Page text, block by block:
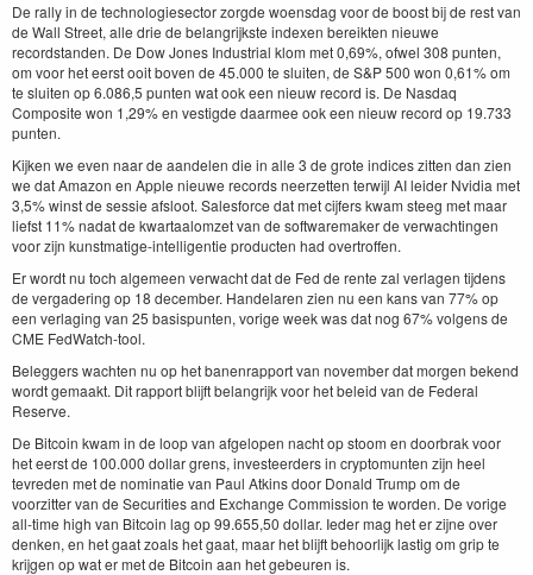
De rally in de technologiesector zorgde woensdag voor de boost bij de rest van
de Wall Street, alle drie de belangrijkste indexen bereikten nieuwe
recordstanden. De Dow Jones Industrial klom met 0,69%, ofwel 308 punten,
om voor het eerst ooit boven de 45.000 te sluiten, de S&P 500 won 0,61% om
te sluiten op 6.086,5 punten wat ook een nieuw record is. De Nasdaq
Composite won 1,29% en vestigde daarmee ook een nieuw record op 19.733
punten.
Kijken we even naar de aandelen die in alle 3 de grote indices zitten dan zien
we dat Amazon en Apple nieuwe records neerzetten terwijl AI leider Nvidia met
3,5% winst de sessie afsloot. Salesforce dat met cijfers kwam steeg met maar
liefst 11% nadat de kwartaalomzet van de softwaremaker de verwachtingen
voor zijn kunstmatige-intelligentie producten had overtroffen.
Er wordt nu toch algemeen verwacht dat de Fed de rente zal verlagen tijdens
de vergadering op 18 december. Handelaren zien nu een kans van 77% op
een verlaging van 25 basispunten, vorige week was dat nog 67% volgens de
CME FedWatch-tool.
Beleggers wachten nu op het banenrapport van november dat morgen bekend
wordt gemaakt. Dit rapport blijft belangrijk voor het beleid van de Federal
Reserve.
De Bitcoin kwam in de loop van afgelopen nacht op stoom en doorbrak voor
het eerst de 100.000 dollar grens, investeerders in cryptomunten zijn heel
tevreden met de nominatie van Paul Atkins door Donald Trump om de
voorzitter van de Securities and Exchange Commission te worden. De vorige
all-time high van Bitcoin lag op 99.655,50 dollar. Ieder mag het er zijne over
denken, en het gaat zoals het gaat, maar het blijft behoorlijk lastig om grip te
krijgen op wat er met de Bitcoin aan het gebeuren is.